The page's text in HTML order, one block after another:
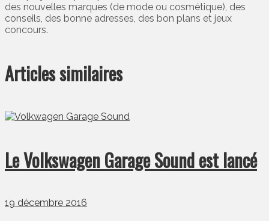
des nouvelles marques (de mode ou cosmétique), des
conseils, des bonne adresses, des bon plans et jeux
concours.
Articles similaires
Le Volkswagen Garage Sound est lancé
19 décembre 2016